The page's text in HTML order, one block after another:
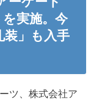
実施。今
装」も入手
ツ、株式会社ア